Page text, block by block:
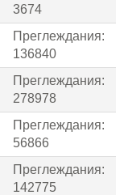
3674
Преглеждания:
136840
Преглеждания:
278978
Преглеждания:
56866
Преглеждания:
142775